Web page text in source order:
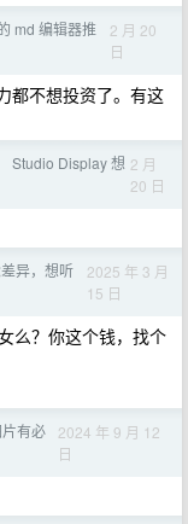
md 编辑器推
2 月 20
日
都不想投资了。有这
Studio Display 想 2 月
20 日
异，想听
2025 年 3 月
15 日
么？你这个钱，找个
有必
2024 年 9 月 12
日